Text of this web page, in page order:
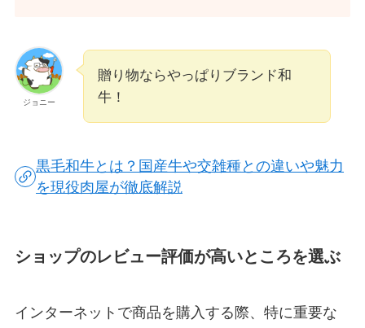
ジョニー
贈り物ならやっぱりブランド和
牛！
黒毛和牛とは？国産牛や交雑種との違いや魅力
を現役肉屋が徹底解説
ショップのレビュー評価が高いところを選ぶ
インターネットで商品を購入する際、特に重要な